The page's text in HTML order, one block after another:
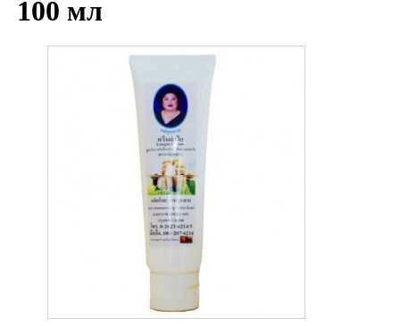
100 мл